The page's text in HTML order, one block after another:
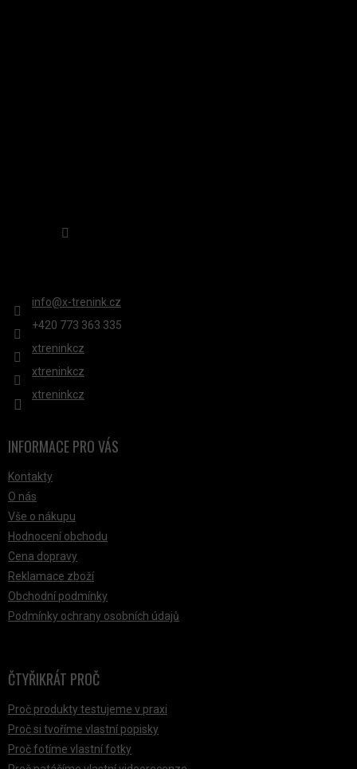
info@x-trenink.cz
+420 ‭773 363 335
xtreninkcz
xtreninkcz
xtreninkcz
INFORMACE PRO VÁS
Kontakty
O nás
Vše o nákupu
Hodnocení obchodu
Cena dopravy
Reklamace zboží
Obchodní podmínky
Podmínky ochrany osobních údajů
ČTYŘIKRÁT PROČ
Proč produkty testujeme v praxi
Proč si tvoříme vlastní popisky
Proč fotíme vlastní fotky